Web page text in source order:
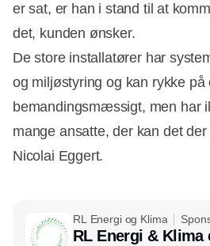
er sat, er han i stand til at
det, kunden ønsker.
De store installatører har
og miljøstyring og kan rykke på
bemandingsmæssigt, men har
mange ansatte, der kan det der
Nicolai Eggert.
RL Energi og Klima
RL Energi & Klima